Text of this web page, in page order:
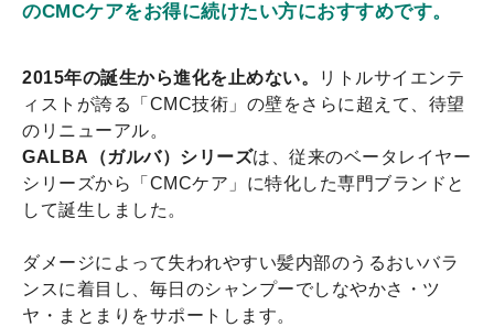
のCMCケアをお得に続けたい方におすすめです。
2015年の誕生から進化を止めない。
リトルサイエンテ
ィストが誇る「CMC技術」の壁をさらに超えて、待望
のリニューアル。
GALBA（ガルバ）シリーズは、従来のベータレイヤー
シリーズから「CMCケア」に特化した専門ブランドと
して誕生しました。
ダメージによって失われやすい髪内部のうるおいバラ
ンスに着目し、毎日のシャンプーでしなやかさ・ツ
ヤ・まとまりをサポートします。